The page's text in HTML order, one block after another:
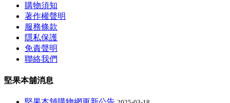
購物須知
著作權聲明
服務條款
隱私保護
免責聲明
聯絡我們
堅果本舖消息